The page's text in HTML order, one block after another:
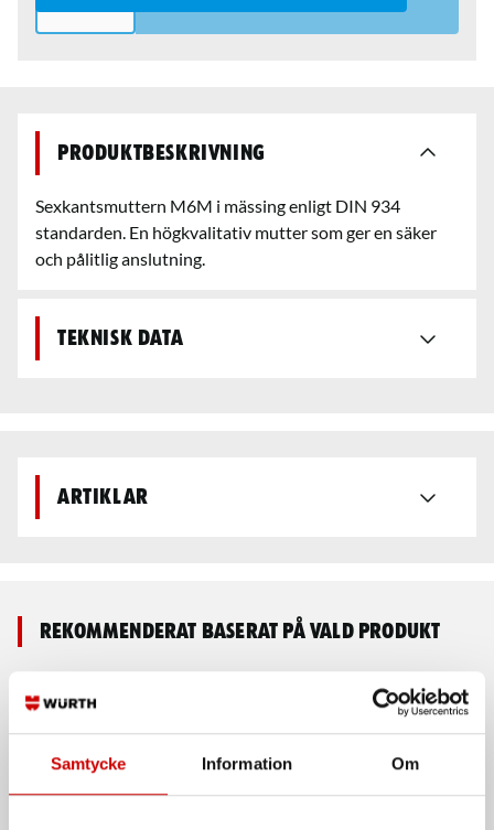
Samtycke Information Om
Produktbeskrivning
Sexkantsmuttern M6M i mässing enligt DIN 934
standarden. En högkvalitativ mutter som ger en säker
och pålitlig anslutning.
Teknisk data
Artiklar
Rekommenderat baserat på vald produkt